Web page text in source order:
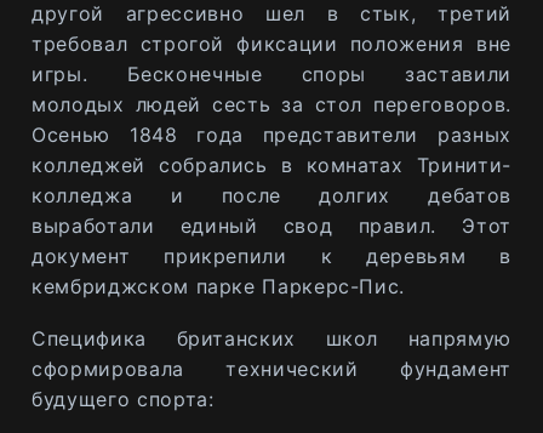
другой агрессивно шел в стык, третий
требовал строгой фиксации положения вне
игры. Бесконечные споры заставили
молодых людей сесть за стол переговоров.
Осенью 1848 года представители разных
колледжей собрались в комнатах Тринити-
колледжа и после долгих дебатов
выработали единый свод правил. Этот
документ прикрепили к деревьям в
кембриджском парке Паркерс-Пис.
Специфика британских школ напрямую
сформировала технический фундамент
будущего спорта: